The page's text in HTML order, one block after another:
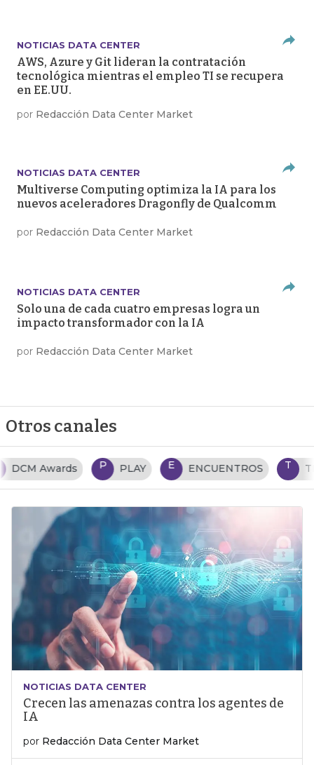
NOTICIAS DATA CENTER
AWS, Azure y Git lideran la contratación
tecnológica mientras el empleo TI se recupera
en EE.UU.
por Redacción Data Center Market
NOTICIAS DATA CENTER
Multiverse Computing optimiza la IA para los
nuevos aceleradores Dragonfly de Qualcomm
por Redacción Data Center Market
NOTICIAS DATA CENTER
Solo una de cada cuatro empresas logra un
impacto transformador con la IA
por Redacción Data Center Market
Otros canales
P PLAY E ENCUENTROS T TENDENCIAS TI
NOTICIAS DATA CENTER
Crecen las amenazas contra los agentes de
IA
por Redacción Data Center Market